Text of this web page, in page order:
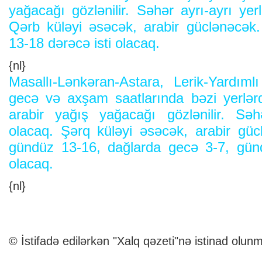
yağacağı gözlənilir. Səhər ayrı-ayrı
Qərb küləyi əsəcək, arabir
13-18 dərəcə isti olacaq.
{nl}
Masallı-Lənkəran-Astara, Lerik-
gecə və axşam saatlarında bəzi
arabir yağış yağacağı gözlənilir.
olacaq. Şərq küləyi əsəcək, arabir
gündüz 13-16, dağlarda gecə 3-7,
olacaq.
{nl}
© İstifadə edilərkən "Xalq qəzeti"nə istinad